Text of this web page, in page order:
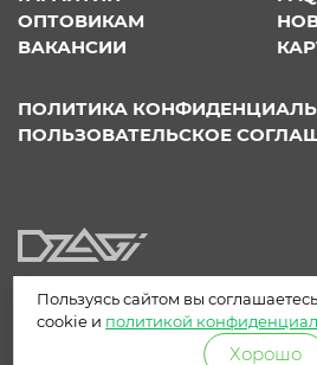
ОПТОВИКАМ
ВАКАНСИИ
ПОЛИТИКА
ПОЛЬЗОВАТЕЛЬСКОЕ
Пользуясь сайтом вы
cookie и политикой
Хорошо